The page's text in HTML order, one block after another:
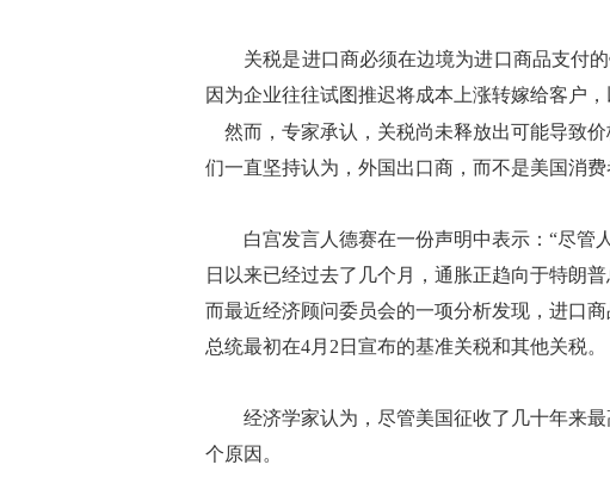
关税是进口商必须在边境为进口商品支付的
因为企业往往试图推迟将成本上涨转嫁给客户
然而，专家承认，关税尚未释放出可能导致
们一直坚持认为，外国出口商，而不是美国消
白宫发言人德赛在一份声明中表示：“尽管
日以来已经过去了几个月，通胀正趋向于特朗
而最近经济顾问委员会的一项分析发现，进口
总统最初在4月2日宣布的基准关税和其他关税。
经济学家认为，尽管美国征收了几十年来最
个原因。